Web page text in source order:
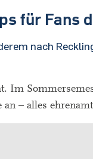
für Fans
nach
– alles